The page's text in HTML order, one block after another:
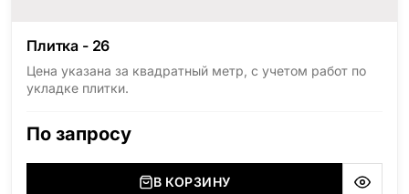
Плитка - 26
Цена указана за квадратный метр, с учетом работ по
укладке плитки.
По запросу
В КОРЗИНУ